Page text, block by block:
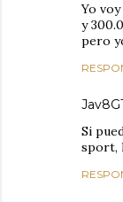
Yo
y
pero
Si
sport,